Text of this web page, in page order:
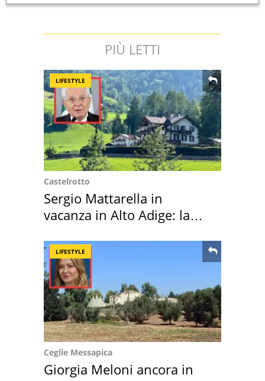
PIÙ LETTI
LIFESTYLE
Castelrotto
Sergio Mattarella in
vacanza in Alto Adige: la
LIFESTYLE
Ceglie Messapica
Giorgia Meloni ancora in